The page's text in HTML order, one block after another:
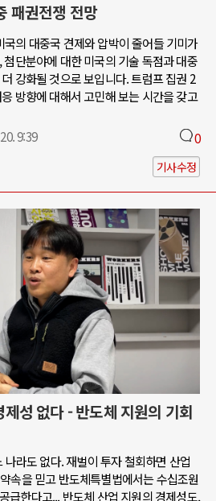
패권전쟁 전망
의 대중국 견제와 압박이 줄어들 기미가
단분야에 대한 미국의 기술 독점과 대중
강화될 것으로 보입니다. 트럼프 집권 2
방향에 대해서 고민해 보는 시간을 갖고
9:39 0
기사수정
성 없다 - 반도체 지원의 기회
라도 없다. 재벌이 투자 철회하면 산업
속을 믿고 반도체특별법에서는 수십조원
급한다고... 반도체 산업 지원의 경제성도,